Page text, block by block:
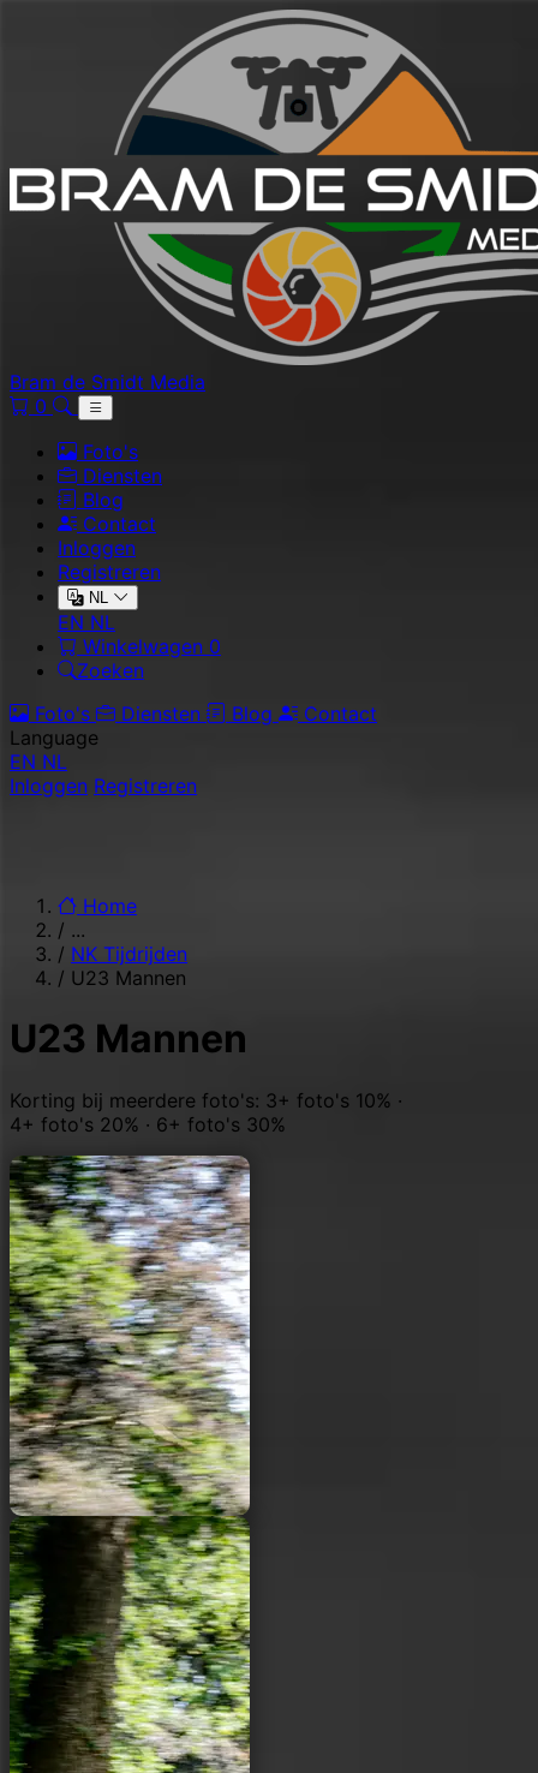
Bram de Smidt Media
0
Foto's
Diensten
Blog
Contact
Inloggen
Registreren
NL
EN NL
Winkelwagen 0
Zoeken
Foto's
Diensten Blog
Contact
Language
EN NL
Inloggen Registreren
Home
/ ...
/ NK Tijdrijden
/ U23 Mannen
U23 Mannen
Korting bij meerdere foto's: 3+ foto's 10% ·
4+ foto's 20% · 6+ foto's 30%